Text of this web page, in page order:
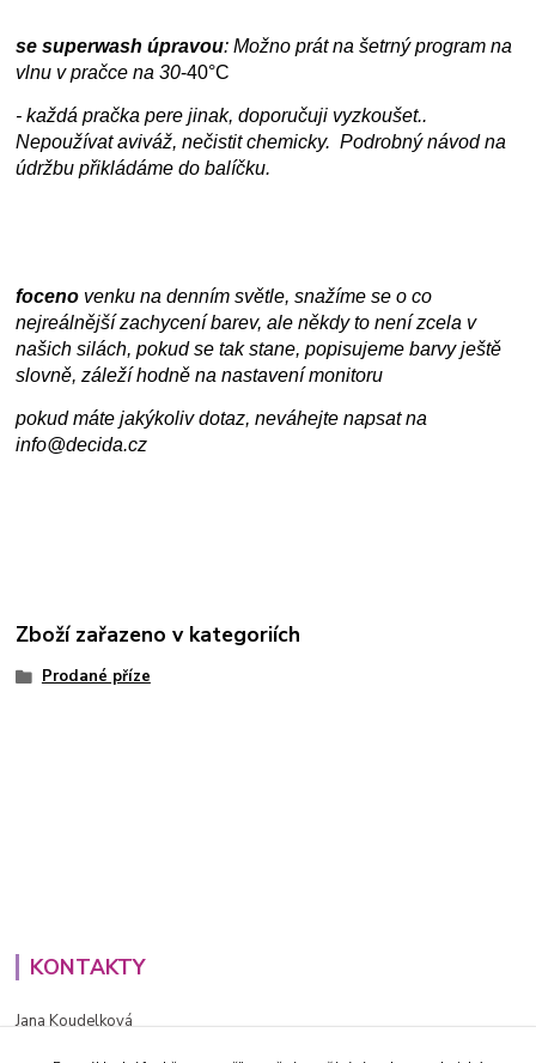
se superwash úpravou: Možno prát na šetrný program na
vlnu v pračce na30-40°C
- každá pračka pere jinak, doporučuji vyzkoušet..
Nepoužívat aviváž, nečistit chemicky. Podrobný návod na
údržbu přikládáme do balíčku.
foceno venku na denním světle, snažíme se o co
nejreálnější zachycení barev, ale někdy to není zcela v
našich silách, pokud se tak stane, popisujeme barvy ještě
slovně, záleží hodně na nastavení monitoru
pokud máte jakýkoliv dotaz, neváhejte napsat na
info@decida.cz
Zboží zařazeno v kategoriích
Prodané příze
KONTAKTY
Jana Koudelková